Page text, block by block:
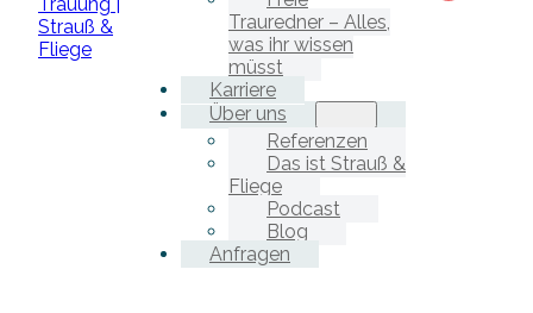
Trauredner – Alles,
was ihr wissen
müsst
Karriere
Über uns
Referenzen
Das ist Strauß &
Fliege
Podcast
Blog
Anfragen